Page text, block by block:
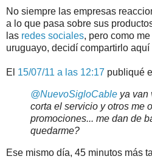
No siempre las empresas
a lo que pasa sobre sus
las redes sociales, pero como
uruguayo, decidí compartirlo aquí
El 15/07/11 a las 12:17 publiqué
@NuevoSigloCable ya van
corta el servicio y otros me
promociones... me dan de
quedarme?
Ese mismo día, 45 minutos más